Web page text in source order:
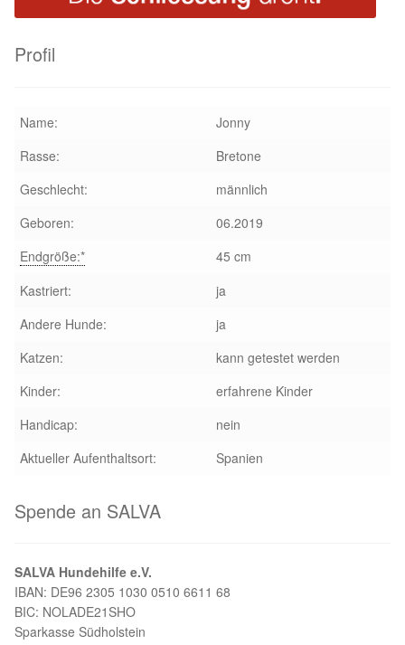
Glückliche Fellnasen
Happy End Stories
Aktuelles
SALVA News
Reiseberichte
Kreativprojekte
Partnertierheim La Linea in Spanien
Aktion „Hilfe La Linea“
Partnertierheim in Polen
Profil
Name:
Jonny
Rasse:
Bretone
Geschlecht:
männlich
Geboren:
06.2019
Endgröße:*
45 cm
Kastriert:
ja
Andere Hunde:
ja
Katzen:
kann getestet werden
Kinder:
erfahrene Kinder
Handicap:
nein
Aktueller Aufenthaltsort:
Spanien
Spende an SALVA
SALVA Hundehilfe e.V.
IBAN: DE96 2305 1030 0510 6611 68
BIC: NOLADE21SHO
Sparkasse Südholstein